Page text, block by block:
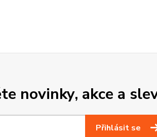
novinky, akce a
Přihlásit se